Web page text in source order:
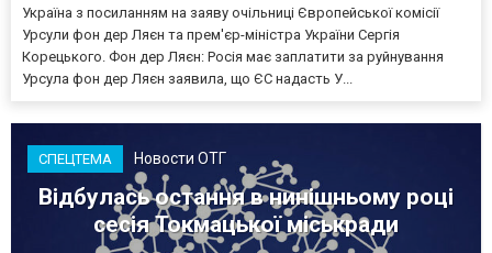
Україна з посиланням на заяву очільниці Європейської комісії
Урсули фон дер Ляєн та прем'єр-міністра України Сергія
Корецького. Фон дер Ляєн: Росія має заплатити за руйнування
Урсула фон дер Ляєн заявила, що ЄС надасть У...
СПЕЦТЕМА Новости ОТГ
Відбулась остання в нинішньому році
сесія Токмацької міськради